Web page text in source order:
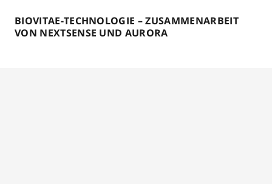
BIOVITAE-TECHNOLOGIE – ZUSAMMENARBEIT
VON NEXTSENSE UND AURORA